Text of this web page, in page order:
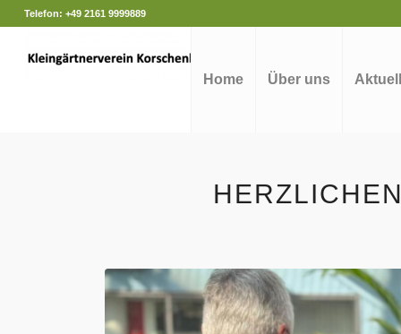
Telefon: +49 2161 9999889
Home Über uns